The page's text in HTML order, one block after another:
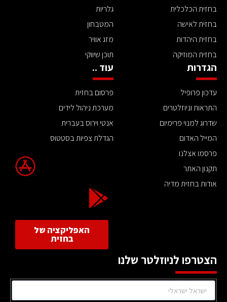
בחזית הכלכלית
בחזית לאישה
בחזית היהדות
בחזית המוזיקה
גלריות
המטבחון
מזג אוויר
תוכן שיווקי
הגדרות
עדכון פרופיל
התראות וניוזלטרים
שדרוג למנוי פרימיום
המייל האדום
פרסמו אצלנו
תקנון האתר
אודות בחזית מדיה
עוד ..
פרסום בחזית
מערכת ניהול לידים
אנטי וירוס בעברית
הגדלת צפיות בסטטוס
האפליקציה של
בחזית
הצטרפו לניוזלטר שלנו